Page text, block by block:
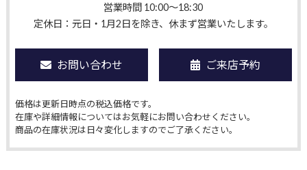
営業時間 10:00〜18:30
定休日：元日・1月2日を除き、休まず営業いたします。
お問い合わせ ご来店予約
価格は更新日時点の税込価格です。
在庫や詳細情報についてはお気軽にお問い合わせください。
商品の在庫状況は日々変化しますのでご了承ください。